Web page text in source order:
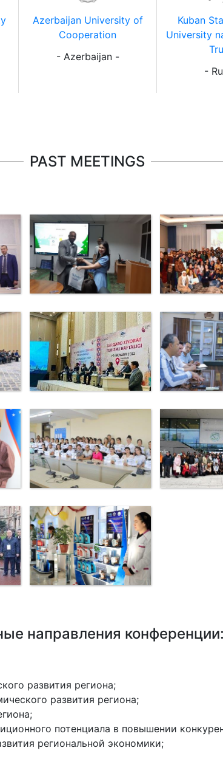
Azerbaijan University of
Cooperation
- Azerbaijan -
Kuban
University
-
PAST MEETINGS
направления
развития региона;
развития региона;
потенциала в повышении
региональной экономики;